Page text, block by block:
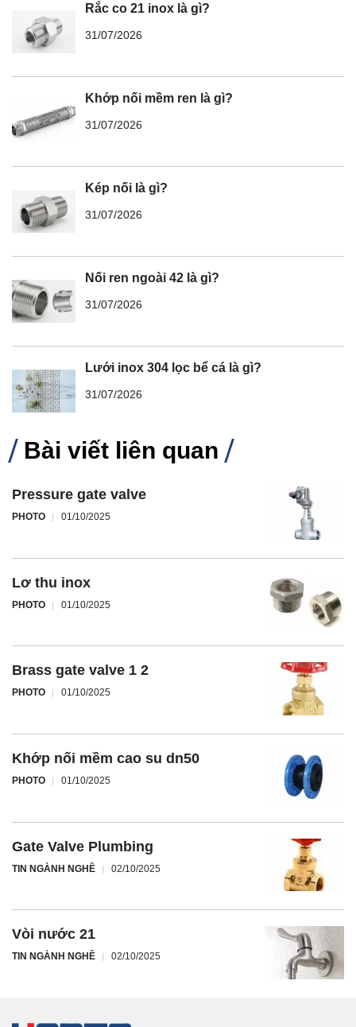
Rắc co 21 inox là gì?
31/07/2026
Khớp nối mềm ren là gì?
31/07/2026
Kép nối là gì?
31/07/2026
Nối ren ngoài 42 là gì?
31/07/2026
Lưới inox 304 lọc bể cá là gì?
31/07/2026
Bài viết liên quan
Pressure gate valve
PHOTO 01/10/2025
Lơ thu inox
PHOTO 01/10/2025
Brass gate valve 1 2
PHOTO 01/10/2025
Khớp nối mềm cao su dn50
PHOTO 01/10/2025
Gate Valve Plumbing
TIN NGÀNH NGHỀ 02/10/2025
Vòi nước 21
TIN NGÀNH NGHỀ 02/10/2025